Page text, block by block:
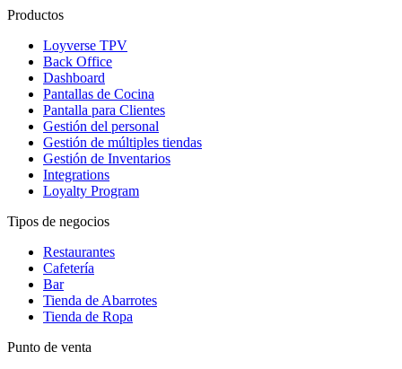
Productos
Loyverse TPV
Back Office
Dashboard
Pantallas de Cocina
Pantalla para Clientes
Gestión del personal
Gestión de múltiples tiendas
Gestión de Inventarios
Integrations
Loyalty Program
Tipos de negocios
Restaurantes
Cafetería
Bar
Tienda de Abarrotes
Tienda de Ropa
Punto de venta